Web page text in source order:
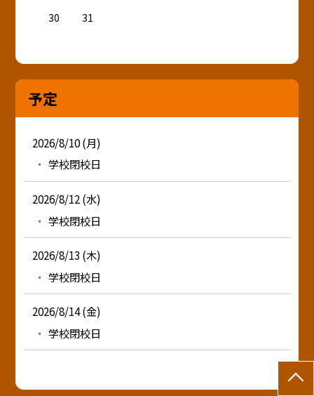
30
31
予定
2026/8/10 (月)
学校閉校日
2026/8/12 (水)
学校閉校日
2026/8/13 (木)
学校閉校日
2026/8/14 (金)
学校閉校日